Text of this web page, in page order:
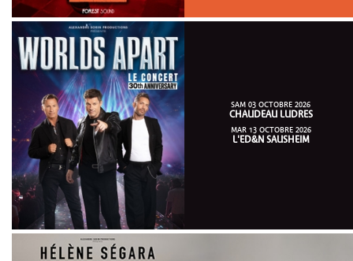
SAM 03 OCTOBRE 2026
CHAUDEAU LUDRES
MAR 13 OCTOBRE 2026
L'ED&N SAUSHEIM